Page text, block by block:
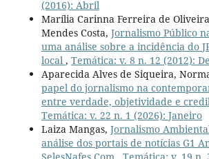
(2016): Abril
Marília Carinna Ferreira de
Mendes Costa, Jornalismo Público
uma análise sobre a incidência do
local , Temática: v. 8 n. 12 (2012):
Aparecida Alves de Siqueira,
papel do jornalismo na
entre verdade, objetividade e
Temática: v. 22 n. 1 (2026): Janeiro
Laiza Mangas, Jornalismo
análise dos portais de notícias G1